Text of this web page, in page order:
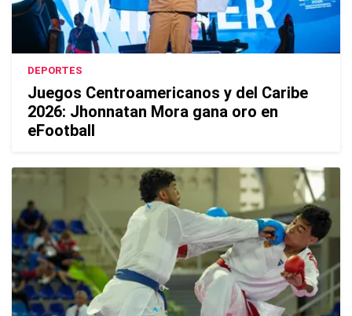
DEPORTES
Juegos Centroamericanos y del Caribe
2026: Jhonnatan Mora gana oro en
eFootball